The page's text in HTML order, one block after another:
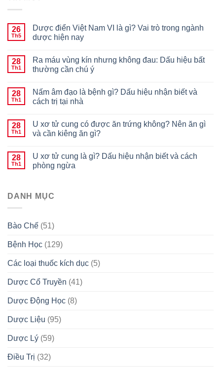
26
Th5
Dược điển Việt Nam VI là gì? Vai trò trong ngành
dược hiện nay
28
Th1
Ra máu vùng kín nhưng không đau: Dấu hiệu bất
thường cần chú ý
28
Th1
Nấm âm đạo là bệnh gì? Dấu hiệu nhận biết và
cách trị tại nhà
28
Th1
U xơ tử cung có được ăn trứng không? Nên ăn gì
và cần kiêng ăn gì?
28
Th1
U xơ tử cung là gì? Dấu hiệu nhận biết và cách
phòng ngừa
DANH MỤC
Bào Chế (51)
Bệnh Học (129)
Các loại thuốc kích dục (5)
Dược Cổ Truyền (41)
Dược Động Học (8)
Dược Liệu (95)
Dược Lý (59)
Điều Trị (32)